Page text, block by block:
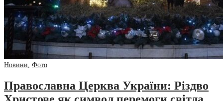
Новини Фото
Православна Церква України: Різдво